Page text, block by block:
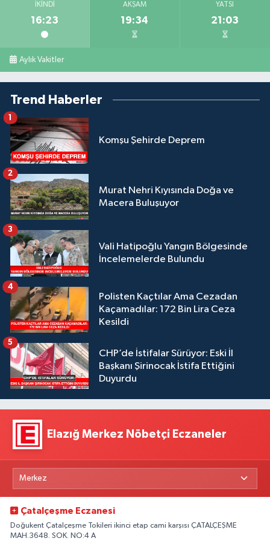
İKINDI
16:23
AKŞAM
19:34
YATSI
21:03
Aylık Vakitler
Trend Haberler
Komşu Şehirde Deprem
1
Murat Nehri Kıyısında Doğa ve
Macera Buluşuyor
2
Vali Hatipoğlu Yangın Bölgesinde
İncelemelerde Bulundu
3
Polisten Kaçtılar Ama Cezadan
Kaçamadılar: 172 Bin Lira Ceza
Kesildi
4
CHP’de İstifalar Sürüyor: Eski İl
Başkanı Şirinocak İstifa Ettiğini
Duyurdu
5
Elazığ Merkez Nöbetçi Eczaneler
Çatalçeşme Eczanesi
Doğukent Çatalçeşme Tokileri ikinci etap cami karşısı ÇATALÇEŞME
MAH.3648. SOK. NO:4 A